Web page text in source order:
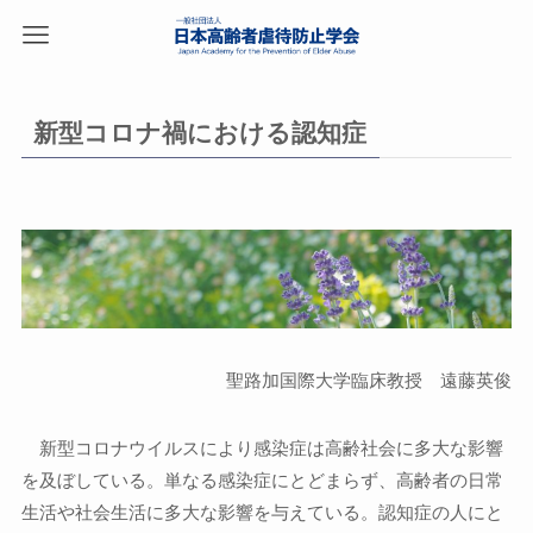
新型コロナ禍における認知症
聖路加国際大学臨床教授 遠藤英俊
新型コロナウイルスにより感染症は高齢社会に多大な影響
を及ぼしている。単なる感染症にとどまらず、高齢者の日常
生活や社会生活に多大な影響を与えている。認知症の人にと